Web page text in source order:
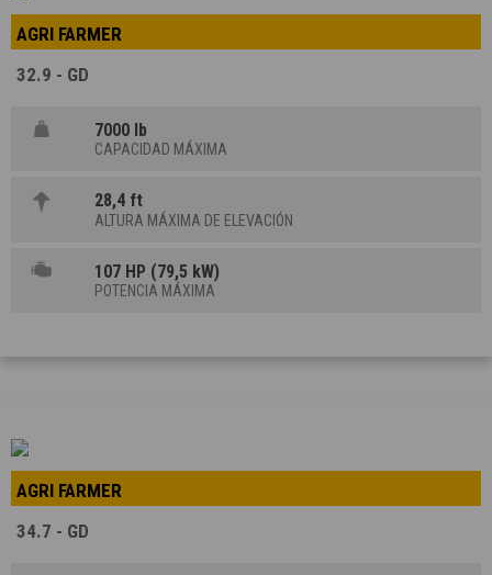
AGRI FARMER
32.9 - GD
7000 lb
CAPACIDAD MÁXIMA
28,4 ft
ALTURA MÁXIMA DE ELEVACIÓN
107 HP (79,5 kW)
POTENCIA MÁXIMA
AGRI FARMER
34.7 - GD